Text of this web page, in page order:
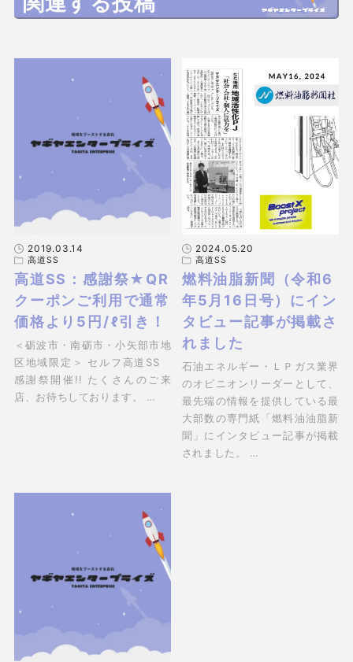
2019.03.14
高道SS
高道SS：感謝祭★QR
クーポンご利用で通常
価格より5円/ℓ引き！
＜砺波市・南砺市・小矢部市地
区地域限定＞ セルフ高道SS
感謝祭開催!! たくさんのご来
店、お待ちしております。 …
2024.05.20
高道SS
燃料油脂新聞（令和6
年5月16日号）にイン
タビュー記事が掲載さ
れました
石油エネルギー・ＬＰガス業界
のオピニオンリーダーとして、
最先端の情報を提供している最
大部数の専門紙「燃料油油脂新
聞」にインタビュー記事が掲載
されました。 …